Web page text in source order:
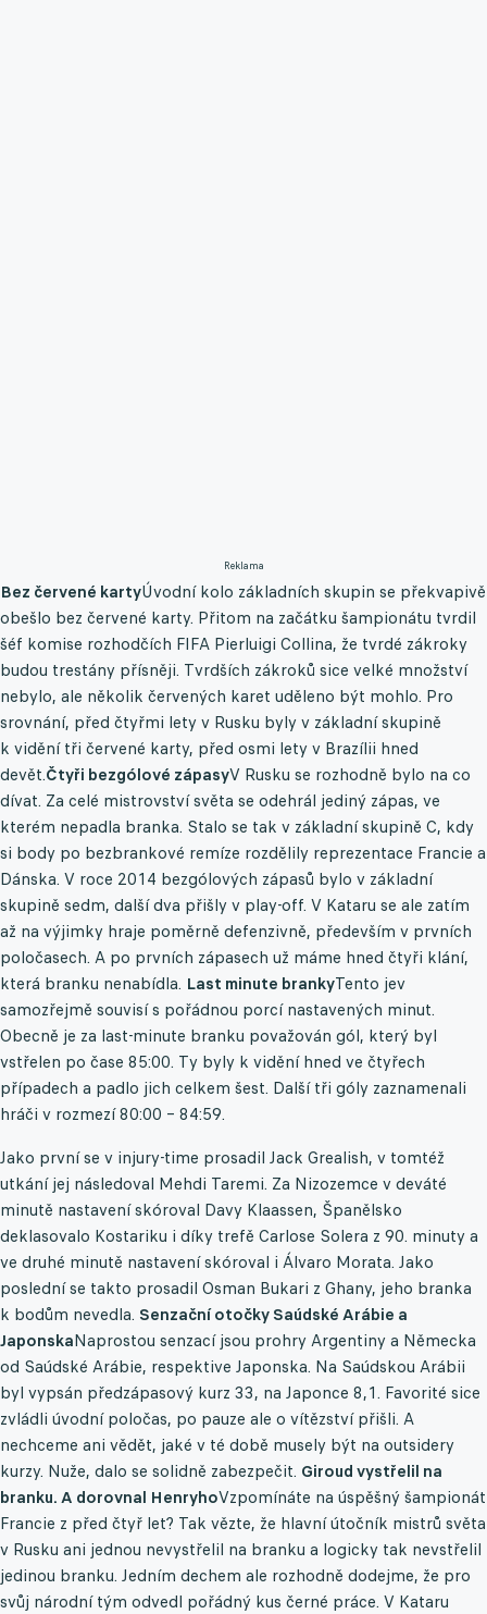
Reklama
Bez červené kartyÚvodní kolo základních skupin se překvapivě
obešlo bez červené karty. Přitom na začátku šampionátu tvrdil
šéf komise rozhodčích FIFA Pierluigi Collina, že tvrdé zákroky
budou trestány přísněji. Tvrdších zákroků sice velké množství
nebylo, ale několik červených karet uděleno být mohlo. Pro
srovnání, před čtyřmi lety v Rusku byly v základní skupině
k vidění tři červené karty, před osmi lety v Brazílii hned
devět.Čtyři bezgólové zápasyV Rusku se rozhodně bylo na co
dívat. Za celé mistrovství světa se odehrál jediný zápas, ve
kterém nepadla branka. Stalo se tak v základní skupině C, kdy
si body po bezbrankové remíze rozdělily reprezentace Francie a
Dánska. V roce 2014 bezgólových zápasů bylo v základní
skupině sedm, další dva přišly v play-off. V Kataru se ale zatím
až na výjimky hraje poměrně defenzivně, především v prvních
poločasech. A po prvních zápasech už máme hned čtyři klání,
která branku nenabídla. Last minute brankyTento jev
samozřejmě souvisí s pořádnou porcí nastavených minut.
Obecně je za last-minute branku považován gól, který byl
vstřelen po čase 85:00. Ty byly k vidění hned ve čtyřech
případech a padlo jich celkem šest. Další tři góly zaznamenali
hráči v rozmezí 80:00 – 84:59.
Jako první se v injury-time prosadil Jack Grealish, v tomtéž
utkání jej následoval Mehdi Taremi. Za Nizozemce v deváté
minutě nastavení skóroval Davy Klaassen, Španělsko
deklasovalo Kostariku i díky trefě Carlose Solera z 90. minuty a
ve druhé minutě nastavení skóroval i Álvaro Morata. Jako
poslední se takto prosadil Osman Bukari z Ghany, jeho branka
k bodům nevedla. Senzační otočky Saúdské Arábie a
JaponskaNaprostou senzací jsou prohry Argentiny a Německa
od Saúdské Arábie, respektive Japonska. Na Saúdskou Arábii
byl vypsán předzápasový kurz 33, na Japonce 8,1. Favorité sice
zvládli úvodní poločas, po pauze ale o vítězství přišli. A
nechceme ani vědět, jaké v té době musely být na outsidery
kurzy. Nuže, dalo se solidně zabezpečit. Giroud vystřelil na
branku. A dorovnal HenryhoVzpomínáte na úspěšný šampionát
Francie z před čtyř let? Tak vězte, že hlavní útočník mistrů světa
v Rusku ani jednou nevystřelil na branku a logicky tak nevstřelil
jedinou branku. Jedním dechem ale rozhodně dodejme, že pro
svůj národní tým odvedl pořádný kus černé práce. V Kataru